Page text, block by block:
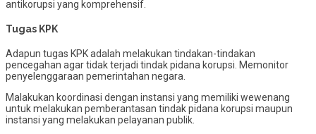
antikorupsi yang komprehensif.
Tugas KPK
Adapun tugas KPK adalah melakukan tindakan-tindakan
pencegahan agar tidak terjadi tindak pidana korupsi. Memonitor
penyelenggaraan pemerintahan negara.
Malakukan koordinasi dengan instansi yang memiliki wewenang
untuk melakukan pemberantasan tindak pidana korupsi maupun
instansi yang melakukan pelayanan publik.